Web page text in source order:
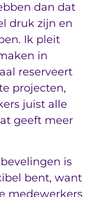
dan dat
druk zijn en
Ik pleit
in
reserveert
projecten,
juist alle
geeft meer
is
bent, want
medewerkers